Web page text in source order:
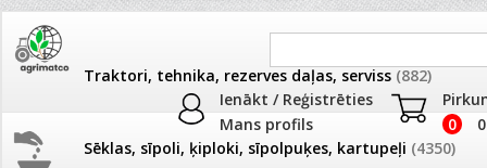
Ienākt / Reģistrēties
Mans profils
0
Traktori, tehnika, rezerves daļas, serviss (882)
Sēklas, sīpoli, ķiploki, sīpolpuķes, kartupeļi (4350)